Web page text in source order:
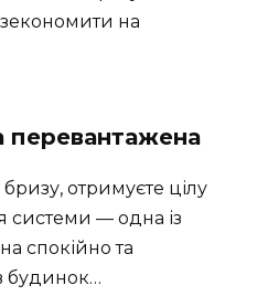
зекономити на
перевантажена
бризу, отримуєте цілу
системи — одна із
спокійно та
будинок…